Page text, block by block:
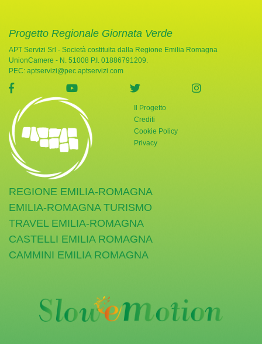
Progetto Regionale Giornata Verde
APT Servizi Srl - Società costituita dalla Regione Emilia Romagna
UnionCamere - N. 51008 P.I. 01886791209.
PEC: aptservizi@pec.aptservizi.com
visita la pagina Facebook di Giornata Verde
visita la pagina YouTube di Giornata
visita la pagina Twitter di
visita la
Il Progetto
Crediti
Cookie Policy
Privacy
REGIONE EMILIA-ROMAGNA
EMILIA-ROMAGNA TURISMO
TRAVEL EMILIA-ROMAGNA
CASTELLI EMILIA ROMAGNA
CAMMINI EMILIA ROMAGNA